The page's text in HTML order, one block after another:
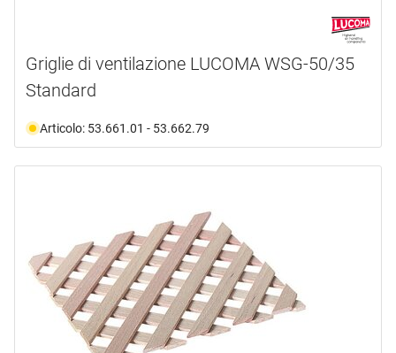
Griglie di ventilazione LUCOMA WSG-50/35
Standard
Articolo: 53.661.01 - 53.662.79